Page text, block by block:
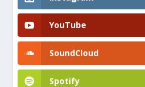
YouTube
SoundCloud
Spotify